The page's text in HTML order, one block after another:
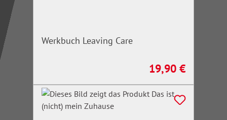
Werkbuch Leaving Care
Regulärer Preis:
19,90 €